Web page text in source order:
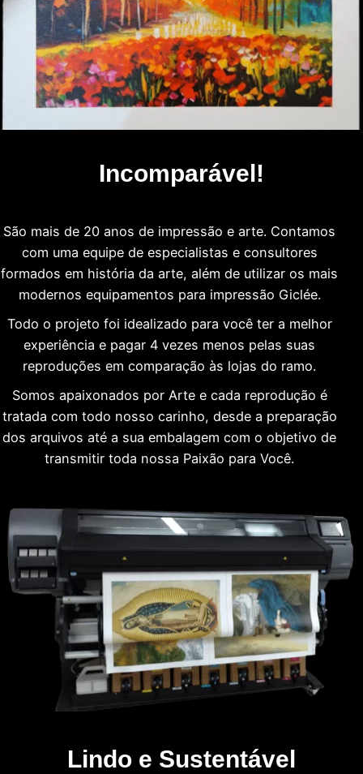
Incomparável!
São mais de 20 anos de impressão e arte. Contamos
com uma equipe de especialistas e consultores
formados em história da arte, além de utilizar os mais
modernos equipamentos para impressão Giclée.
Todo o projeto foi idealizado para você ter a melhor
experiência e pagar 4 vezes menos pelas suas
reproduções em comparação às lojas do ramo.
Somos apaixonados por Arte e cada reprodução é
tratada com todo nosso carinho, desde a preparação
dos arquivos até a sua embalagem com o objetivo de
transmitir toda nossa Paixão para Você.
Lindo e Sustentável